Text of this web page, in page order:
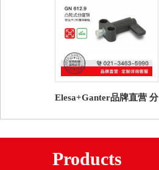
Elesa+Ganter品牌直营 分
度销 压铸锌导轨
Products